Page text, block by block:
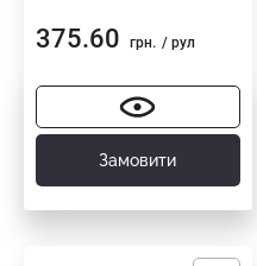
375.60 грн. / рул
Замовити